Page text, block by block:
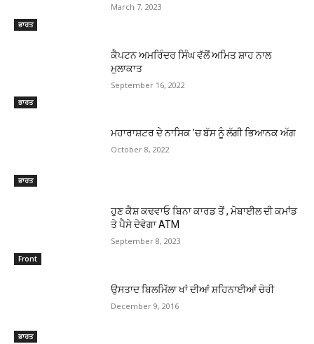
ਭਾਰਤ
March 7, 2023
ਭਾਰਤ
ਕੈਪਟਨ ਅਮਰਿੰਦਰ ਸਿੰਘ ਵੱਲੋਂ ਅਮਿਤ ਸ਼ਾਹ ਨਾਲ
ਮੁਲਾਕਾਤ
September 16, 2022
ਭਾਰਤ
ਮਹਾਰਾਸ਼ਟਰ ਦੇ ਨਾਸਿਕ ’ਚ ਬੱਸ ਨੂੰ ਲੱਗੀ ਭਿਆਨਕ ਅੱਗ
October 8, 2022
Front
ਹੁਣ ਕੈਸ਼ ਕਢਵਾਓ ਬਿਨਾ ਕਾਰਡ ਤੋਂ , ਮੋਬਾਈਲ ਦੀ ਕਮਾਂਡ
ਤੇ ਪੈਸੇ ਦੇਵੇਗਾ ATM
September 8, 2023
ਭਾਰਤ
ਉਸਤਾਦ ਬਿਲਮਿੱਲਾ ਖਾਂ ਦੀਆਂ ਸ਼ਹਿਨਾਈਆਂ ਚੋਰੀ
December 9, 2016